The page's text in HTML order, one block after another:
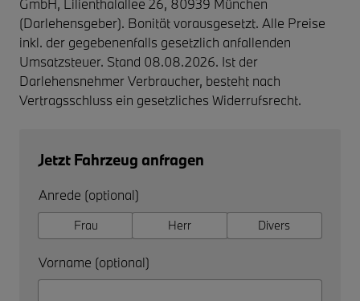
GmbH, Lilienthalallee 26, 80939 München
(Darlehensgeber). Bonität vorausgesetzt. Alle Preise
inkl. der gegebenenfalls gesetzlich anfallenden
Umsatzsteuer. Stand 08.08.2026. Ist der
Darlehensnehmer Verbraucher, besteht nach
Vertragsschluss ein gesetzliches Widerrufsrecht.
Jetzt Fahrzeug anfragen
Anrede (optional)
Frau Herr Divers
Vorname (optional)